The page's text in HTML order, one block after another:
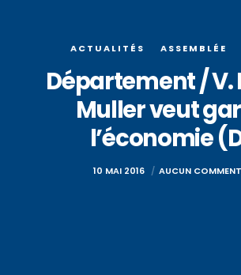
ACTUALITÉS ASSEMBLÉE
Département /
Muller veut
l’économie
10 MAI 2016 AUCUN